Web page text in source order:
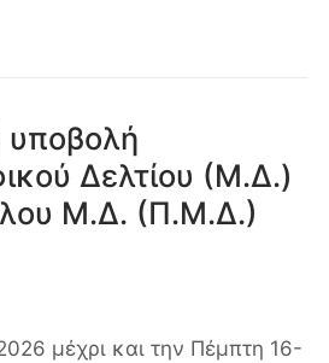
υποβολή
Δελτίου (Μ.Δ.)
Μ.Δ. (Π.Μ.Δ.)
μέχρι και την Πέμπτη 16-